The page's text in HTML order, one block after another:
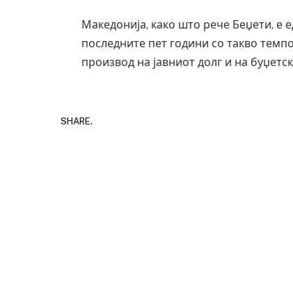
Македонија, како што рече Беџети, е
последните пет години со такво
производ на јавниот долг и на
SHARE.